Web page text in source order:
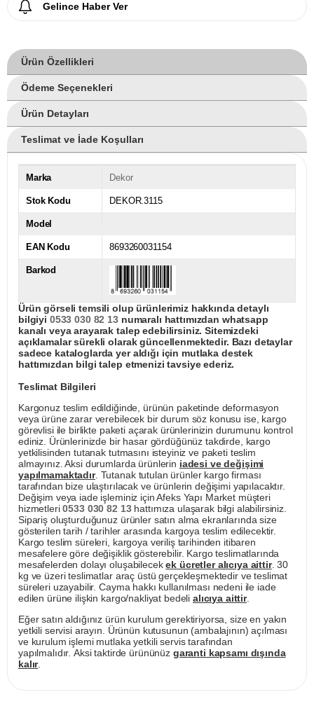
Gelince Haber Ver
Ürün Özellikleri
Ödeme Seçenekleri
Ürün Detayları
Teslimat ve İade Koşulları
Marka Dekor
Stok Kodu DEKOR.3115
Model
EAN Kodu 8693260031154
Barkod
Ürün görseli temsili olup ürünlerimiz hakkında detaylı
bilgiyi 0533 030 82 13numaralı hattımızdan whatsapp
kanalı veya arayarak talep edebilirsiniz. Sitemizdeki
açıklamalar sürekli olarak güncellenmektedir. Bazı detaylar
sadece kataloglarda yer aldığı için mutlaka destek
hattımızdan bilgi talep etmenizi tavsiye ederiz.
Teslimat Bilgileri
Kargonuz teslim edildiğinde, ürünün paketinde deformasyon
veya ürüne zarar verebilecek bir durum söz konusu ise, kargo
görevlisi ile birlikte paketi açarak ürünlerinizin durumunu kontrol
ediniz. Ürünlerinizde bir hasar gördüğünüz takdirde, kargo
yetkilisinden tutanak tutmasını isteyiniz ve paketi teslim
almayınız. Aksi durumlarda ürünlerin iadesi ve değişimi
yapılmamaktadır. Tutanak tutulan ürünler kargo firması
tarafından bize ulaştırılacak ve ürünlerin değişimi yapılacaktır.
Değişim veya iade işleminiz için Afeks Yapı Market müşteri
hizmetleri0533 030 82 13hattımıza ulaşarak bilgi alabilirsiniz.
Sipariş oluşturduğunuz ürünler satın alma ekranlarında size
gösterilen tarih / tarihler arasında kargoya teslim edilecektir.
Kargo teslim süreleri, kargoya veriliş tarihinden itibaren
mesafelere göre değişiklik gösterebilir. Kargo teslimatlarında
mesafelerden dolayı oluşabilecekek ücretler alıcıya aittir. 30
kg ve üzeri teslimatlar araç üstü gerçekleşmektedir ve teslimat
süreleri uzayabilir. Cayma hakkı kullanılması nedeni ile iade
edilen ürüne ilişkin kargo/nakliyat bedeli alıcıya aittir.
Eğer satın aldığınız ürün kurulum gerektiriyorsa, size en yakın
yetkili servisi arayın. Ürünün kutusunun (ambalajının) açılması
ve kurulum işlemi mutlaka yetkili servis tarafından
yapılmalıdır. Aksi taktirde ürününüz garanti kapsamı dışında
kalır.